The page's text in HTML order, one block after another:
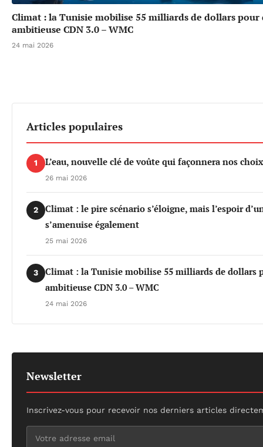
Climat : la Tunisie mobilise 55 milliards de dollars pour
ambitieuse CDN 3.0 – WMC
24 mai 2026
Articles populaires
1 L’eau, nouvelle clé de voûte qui façonnera nos
26 mai 2026
2
Climat : le pire scénario s’éloigne, mais l’espoir
s’amenuise également
25 mai 2026
3
Climat : la Tunisie mobilise 55 milliards de dollars
ambitieuse CDN 3.0 – WMC
24 mai 2026
Newsletter
Inscrivez-vous pour recevoir nos derniers articles